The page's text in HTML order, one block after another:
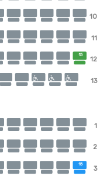
10
11
15
12
13
1
2
15
3